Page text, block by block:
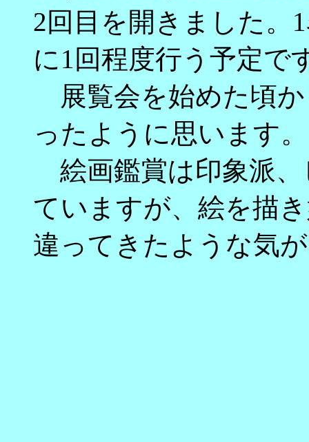
2回目を開きました。
に1回程度行う予定で
展覧会を始めた頃
ったように思います。
絵画鑑賞は印象派
ていますが、絵を描
違ってきたような気